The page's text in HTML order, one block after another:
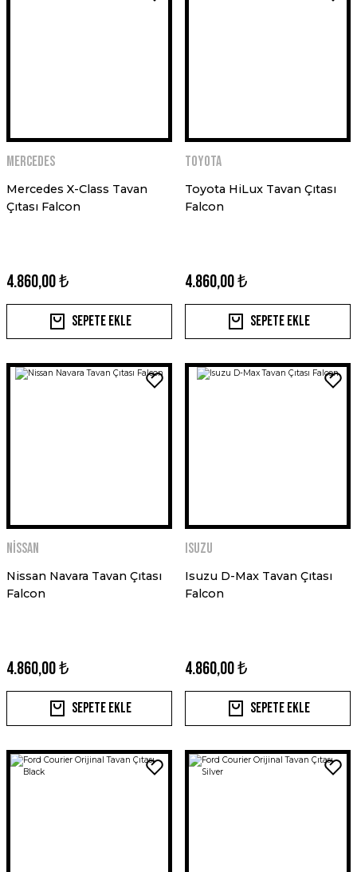
Mercedes
Mercedes X-Class Tavan
Çıtası Falcon
4.860,00 ₺
Sepete Ekle
Toyota
Toyota HiLux Tavan Çıtası
Falcon
4.860,00 ₺
Sepete Ekle
Nissan
Nissan Navara Tavan Çıtası
Falcon
4.860,00 ₺
Sepete Ekle
Isuzu
Isuzu D-Max Tavan Çıtası
Falcon
4.860,00 ₺
Sepete Ekle